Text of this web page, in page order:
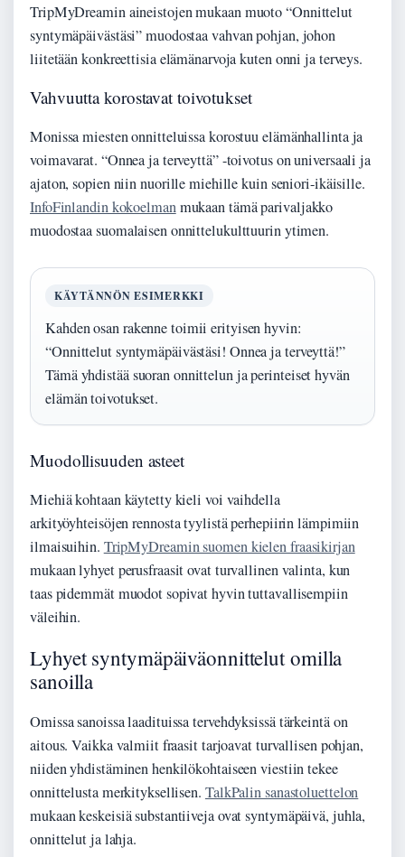
TripMyDreamin aineistojen mukaan muoto “Onnittelut
syntymäpäivästäsi” muodostaa vahvan pohjan, johon
liitetään konkreettisia elämänarvoja kuten onni ja terveys.
Vahvuutta korostavat toivotukset
Monissa miesten onnitteluissa korostuu elämänhallinta ja
voimavarat. “Onnea ja terveyttä” -toivotus on universaali ja
ajaton, sopien niin nuorille miehille kuin seniori-ikäisille.
InfoFinlandin kokoelmanmukaan tämä parivaljakko
muodostaa suomalaisen onnittelukulttuurin ytimen.
KÄYTÄNNÖN ESIMERKKI
Kahden osan rakenne toimii erityisen hyvin:
“Onnittelut syntymäpäivästäsi! Onnea ja terveyttä!”
Tämä yhdistää suoran onnittelun ja perinteiset hyvän
elämän toivotukset.
Muodollisuuden asteet
Miehiä kohtaan käytetty kieli voi vaihdella
arkityöyhteisöjen rennosta tyylistä perhepiirin lämpimiin
ilmaisuihin. TripMyDreamin suomen kielen fraasikirjan
mukaan lyhyet perusfraasit ovat turvallinen valinta, kun
taas pidemmät muodot sopivat hyvin tuttavallisempiin
väleihin.
Lyhyet syntymäpäiväonnittelut omilla
sanoilla
Omissa sanoissa laadituissa tervehdyksissä tärkeintä on
aitous. Vaikka valmiit fraasit tarjoavat turvallisen pohjan,
niiden yhdistäminen henkilökohtaiseen viestiin tekee
onnittelusta merkityksellisen. TalkPalin sanastoluettelon
mukaan keskeisiä substantiiveja ovat syntymäpäivä, juhla,
onnittelut ja lahja.